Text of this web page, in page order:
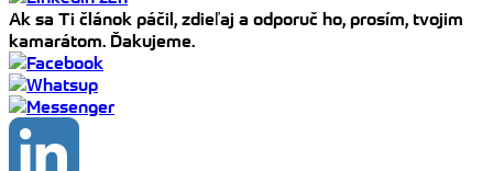
Ak sa Ti článok páčil, zdieľaj a odporuč ho, prosím, tvojim
kamarátom. Ďakujeme.